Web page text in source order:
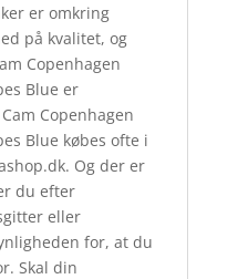
er omkring
på kvalitet, og
Copenhagen
Blue er
Copenhagen
Blue købes ofte i
Og der er
du efter
eller
for, at du
Skal din